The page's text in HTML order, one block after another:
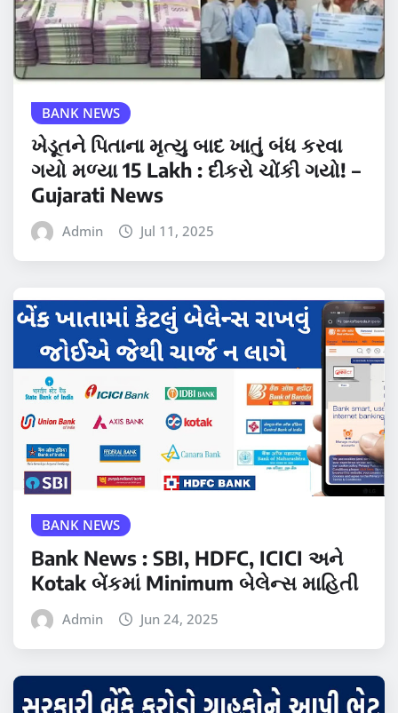
BANK NEWS
ખેડૂતને પિતાના મૃત્યુ બાદ ખાતું બંધ કરવા
ગયો મળ્યા 15 Lakh : દીકરો ચોંકી ગયો! –
Gujarati News
Admin Jul 11, 2025
BANK NEWS
Bank News : SBI, HDFC, ICICI અને
Kotak બેંકમાં Minimum બેલેન્સ માહિતી
Admin Jun 24, 2025